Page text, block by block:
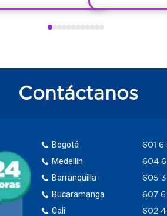
Contáctanos
Bogotá
Medellín
Barranquilla
Bucaramanga
Cali
601 6
604
605
607 6
602 4